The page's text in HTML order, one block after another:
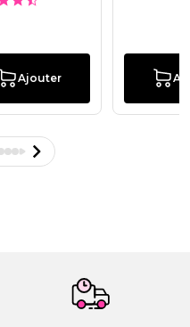
Ajouter